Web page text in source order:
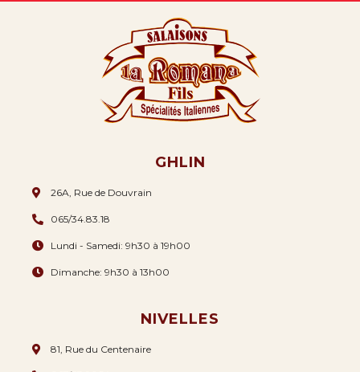
GHLIN
26A, Rue de Douvrain
065/34.83.18
Lundi - Samedi: 9h30 à 19h00
Dimanche: 9h30 à 13h00
NIVELLES
81, Rue du Centenaire